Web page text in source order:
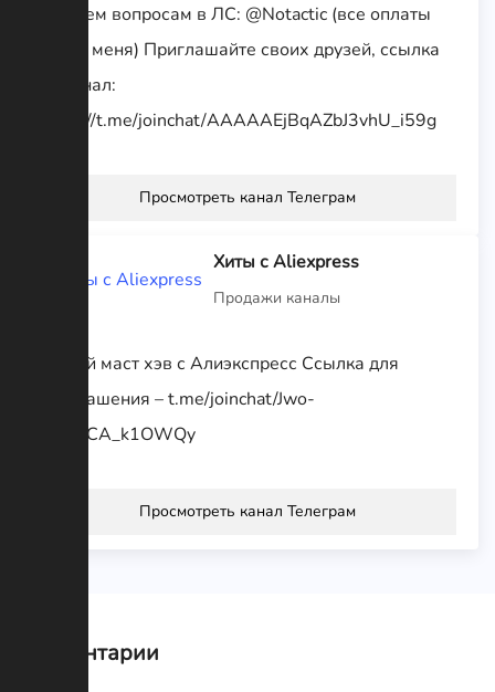
По всем вопросам в ЛС: @Notactic (все оплаты
через меня) Приглашайте своих друзей, ссылка
на канал:
https://t.me/joinchat/AAAAAEjBqAZbJ3vhU_i59g
Просмотреть канал Телеграм
Хиты с Aliexpress
Продажи каналы
Самый маст хэв с Алиэкспресс Ссылка для
приглашения – t.me/joinchat/Jwo-
NWmCA_k1OWQy
Просмотреть канал Телеграм
Комментарии